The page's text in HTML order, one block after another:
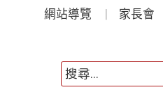
網站導覽 家長會